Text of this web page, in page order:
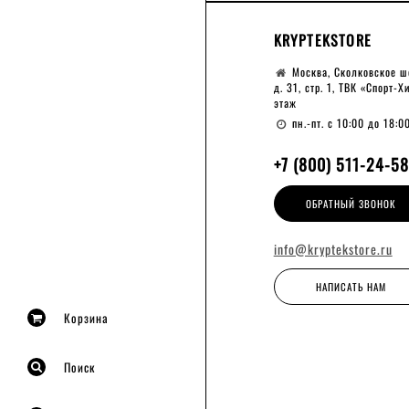
Корзина
Поиск
KRYPTEKSTORE
Москва, Сколковское
д. 31, стр. 1, ТВК «Спорт-
этаж
пн.-пт. с 10:00 до 18:00
+7 (800) 511-24-58
ОБРАТНЫЙ ЗВОНОК
info@kryptekstore.ru
НАПИСАТЬ НАМ